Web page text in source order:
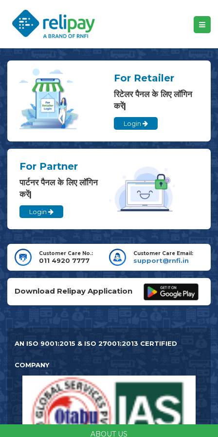
For Retailer
रिटेलर पैनल के लिए लॉगिन
करें|
Login
For Partner
पार्टनर पैनल के लिए लॉगिन
करें|
Login
Customer Care No.:
011 4920 7777
Customer Care Email:
support@rnfi.in
Download Relipay Application
AN ISO 9001:2015 & ISO 27001:2013 CERTIFIED
COMPANY
ABOUT US